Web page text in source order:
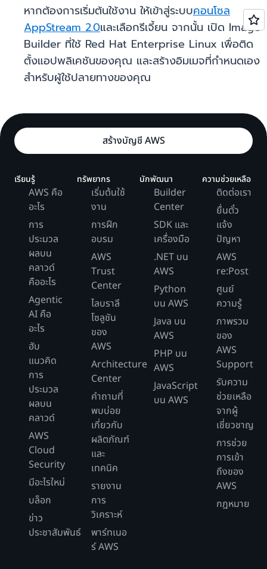
หากต้องการเริ่มต้นใช้งาน ให้เข้าสู่ระบบคอนโซล
AppStream 2.0และเลือกรีเจี้ยน จากนั้น เปิด Image
Builder ที่ใช้ Red Hat Enterprise Linux เพื่อติด
ตั้งแอปพลิเคชันของคุณ และสร้างอิมเมจที่กำหนดเอง
สำหรับผู้ใช้ปลายทางของคุณ
สร้างบัญชี AWS
เรียนรู้
AWS คือ
อะไร
การ
ประมวล
ผลบน
คลาวด์
คืออะไร
Agentic
AI คือ
อะไร
ฮับ
แนวคิด
การ
ประมวล
ผลบน
คลาวด์
AWS
Cloud
Security
มีอะไรใหม่
บล็อก
ข่าว
ประชาสัมพันธ์
ทรัพยากร
เริ่มต้นใช้
งาน
การฝึก
อบรม
AWS
Trust
Center
ไลบราลี
โซลูชัน
ของ
AWS
Architecture
Center
คำถามที่
พบบ่อย
เกี่ยวกับ
ผลิตภัณฑ์
และ
เทคนิค
รายงาน
การ
วิเคราะห์
พาร์ทเนอ
ร์ AWS
นักพัฒนา
Builder
Center
SDK และ
เครื่องมือ
.NET บน
AWS
Python
บน AWS
Java บน
AWS
PHP บน
AWS
JavaScript
บน AWS
ความช่วยเหลือ
ติดต่อเรา
ยื่นตั๋ว
แจ้ง
ปัญหา
AWS
re:Post
ศูนย์
ความรู้
ภาพรวม
ของ
AWS
Support
รับความ
ช่วยเหลือ
จากผู้
เชี่ยวชาญ
การช่วย
การเข้า
ถึงของ
AWS
กฎหมาย